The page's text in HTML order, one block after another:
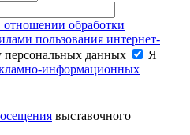
обработки
пользования интернет-
персональных данных
Я
информационных
выставочного